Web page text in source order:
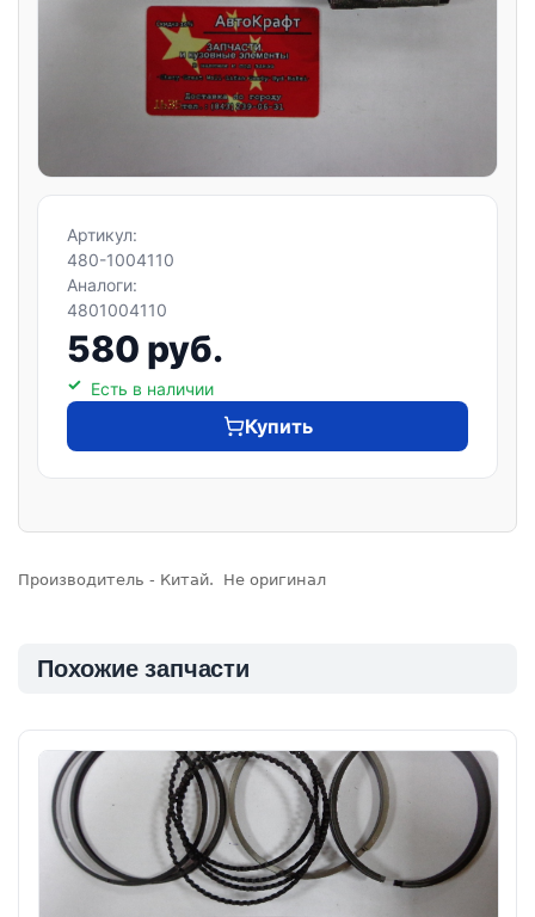
Артикул:
480-1004110
Аналоги:
4801004110
580 руб.
Есть в наличии
Купить
Производитель - Китай. Не оригинал
Похожие запчасти